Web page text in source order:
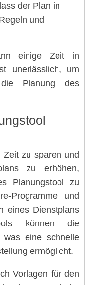
der Plan in
und
einige Zeit in
unerlässlich, um
Planung des
Zeit zu sparen und
zu erhöhen,
Planungstool zu
Programme und
eines Dienstplans
können die
was eine schnelle
ermöglicht.
Vorlagen für den